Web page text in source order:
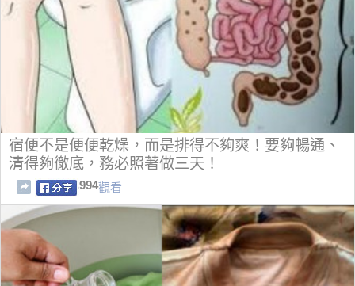
宿便不是便便乾燥，而是排得不夠爽！要夠暢通、
清得夠徹底，務必照著做三天！
994觀看